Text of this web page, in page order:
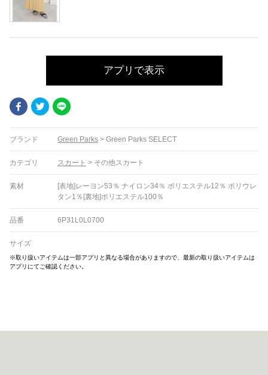
アプリで表示
FacebookTwitter
ブランド Green Parks > Green Parks SELECT
カテゴリ スカート > その他スカート
素材
[表地]レーヨン53％ ナイロン34％ ポリエステル12％ ポリウレ
タン1％[裏地]ポリエステル100％
品番 6P31L0L0700
サイズ
※取り扱いアイテムは一部アプリと異なる場合がありますので、最新の取り扱いアイテムは
アプリにてご確認ください。